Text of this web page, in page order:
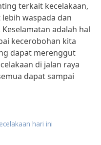
terkait kecelakaan,
waspada dan
adalah hal
kecerobohan kita
dapat merenggut
di jalan raya
dapat sampai
hari ini